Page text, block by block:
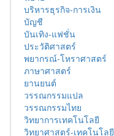
บริหารธุรกิจ-การเงิน
บัญชี
บันเทิง-แฟชั่น
ประวัติศาสตร์
พยากรณ์-โหราศาสตร์
ภาษาศาสตร์
ยานยนต์
วรรณกรรมแปล
วรรณกรรมไทย
วิทยาการเทคโนโลยี
วิทยาศาสตร์-เทคโนโลยี